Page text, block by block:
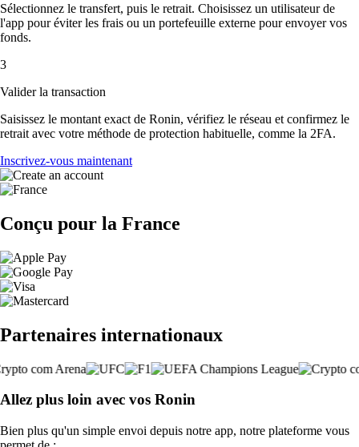
Sélectionnez le transfert, puis le retrait. Choisissez un utilisateur de
l'app pour éviter les frais ou un portefeuille externe pour envoyer vos
fonds.
3
Valider la transaction
Saisissez le montant exact de Ronin, vérifiez le réseau et confirmez le
retrait avec votre méthode de protection habituelle, comme la 2FA.
Inscrivez-vous maintenant
Conçu pour la France
Partenaires internationaux
Allez plus loin avec vos Ronin
Bien plus qu'un simple envoi depuis notre app, notre plateforme vous